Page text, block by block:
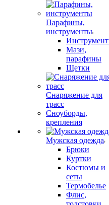
Парафины,
инструменты
Мази,
парафины
Щетки
Снаряжение для
трасс
Сноуборды,
крепления
Мужская одежда
Брюки
Куртки
Костюмы и
сеты
Термобелье
Флис,